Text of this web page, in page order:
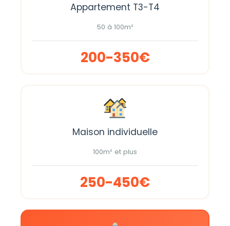
Appartement T3-T4
50 à 100m²
200-350€
Maison individuelle
100m² et plus
250-450€